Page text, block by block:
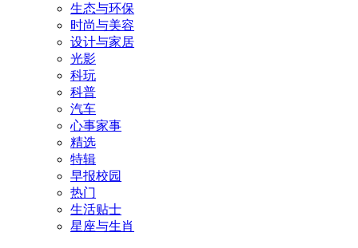
生态与环保
时尚与美容
设计与家居
光影
科玩
科普
汽车
心事家事
精选
特辑
早报校园
热门
生活贴士
星座与生肖